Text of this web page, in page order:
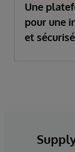
Une
pour une
et